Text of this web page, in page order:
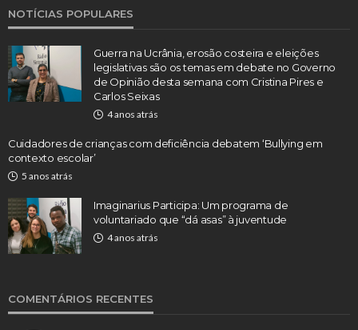
NOTÍCIAS POPULARES
Guerra na Ucrânia, erosão costeira e eleições
legislativas são os temas em debate no Governo
de Opinião desta semana com Cristina Pires e
Carlos Seixas
4 anos atrás
Cuidadores de crianças com deficiência debatem ‘Bullying em
contexto escolar’
5 anos atrás
Imaginarius Participa: Um programa de
voluntariado que “dá asas” à juventude
4 anos atrás
COMENTÁRIOS RECENTES